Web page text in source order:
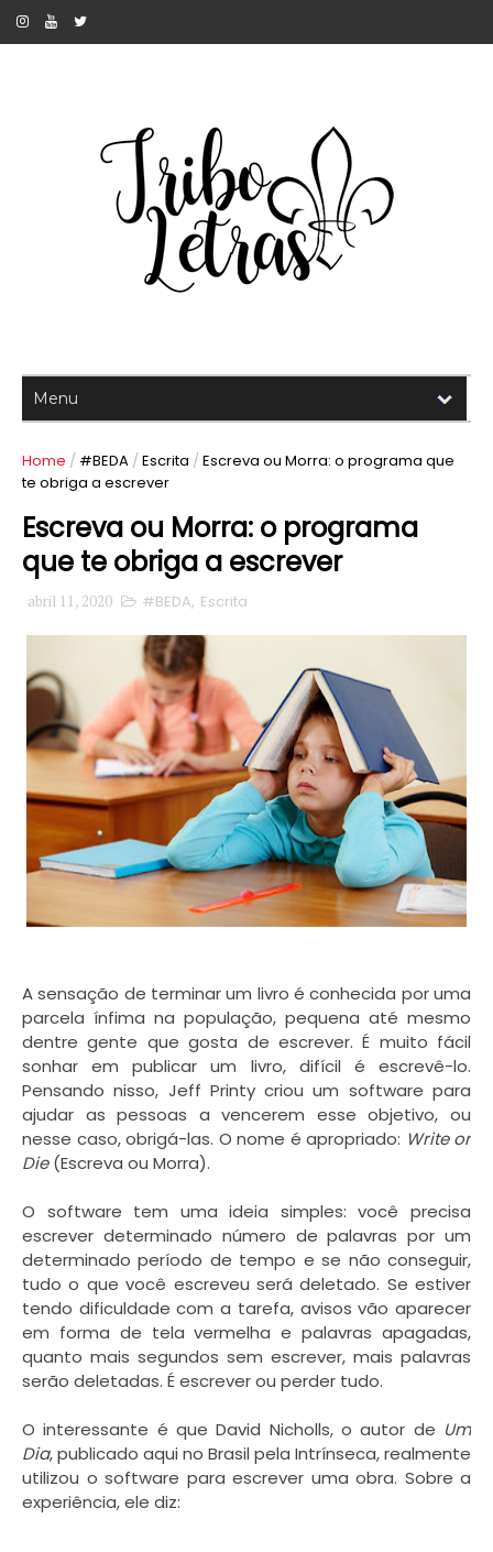
Home / #BEDA / Escrita / Escreva ou Morra: o programa que
te obriga a escrever
Escreva ou Morra: o programa
que te obriga a escrever
abril 11, 2020 #BEDA, Escrita
A sensação de terminar um livro é conhecida por uma
parcela ínfima na população, pequena até mesmo
dentre gente que gosta de escrever. É muito fácil
sonhar em publicar um livro, difícil é escrevê-lo.
Pensando nisso, Jeff Printy criou um software para
ajudar as pessoas a vencerem esse objetivo, ou
nesse caso, obrigá-las. O nome é apropriado: Write or
Die(Escreva ou Morra).
O software tem uma ideia simples: você precisa
escrever determinado número de palavras por um
determinado período de tempo e se não conseguir,
tudo o que você escreveu será deletado. Se estiver
tendo dificuldade com a tarefa, avisos vão aparecer
em forma de tela vermelha e palavras apagadas,
quanto mais segundos sem escrever, mais palavras
serão deletadas. É escrever ou perder tudo.
O interessante é que David Nicholls, o autor de Um
Dia, publicado aqui no Brasil pela Intrínseca, realmente
utilizou o software para escrever uma obra. Sobre a
experiência, ele diz: